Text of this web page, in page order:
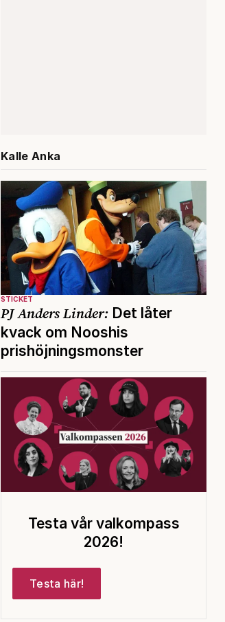
Kalle Anka
STICKET
PJ Anders Linder: Det låter
kvack om Nooshis
prishöjningsmonster
Testa vår valkompass
2026!
Testa här!